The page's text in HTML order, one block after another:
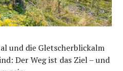
und die Gletscherblickalm
Der Weg ist das Ziel – und